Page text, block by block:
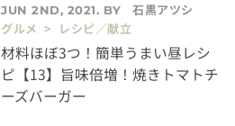
JUN 2ND, 2021. BY
石黒アツシ
グルメ > レシピ／献立
材料ほぼ3つ！簡単うまい昼レシ
ピ【13】旨味倍増！焼きトマトチ
ーズバーガー